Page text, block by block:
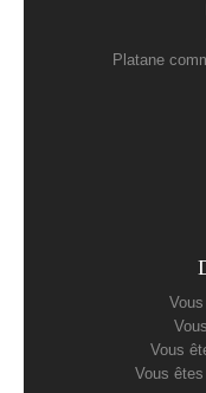
Platane
Vous
Vous